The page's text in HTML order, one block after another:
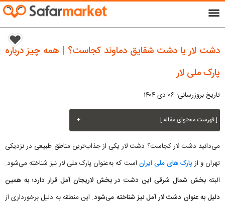
menu
دشت لار یا دشت شقایق دماوند کجاست؟ | همه چیز درباره
پارک ملی لار
تاریخ بروزرسانی: ۰۶ دی ۱۴۰۴
[ فهرست محتوای مقاله ] +
می‌دانید دشت لار کجاست؟ دشت لار یکی از جذاب‌ترین مناطق طبیعی در نزدیکی
تهران و از پارک های ملی ایران است که به‌عنوان پارک ملی لار نیز شناخته می‌شود.
البته بخش شمال شرقی این دشت در بخش لاریجان آمل قرار دارد؛ به همین
دلیل به عنوان دشت لار آمل نیز شناخته می‌شود. این منطقه به دلیل برخورداری از